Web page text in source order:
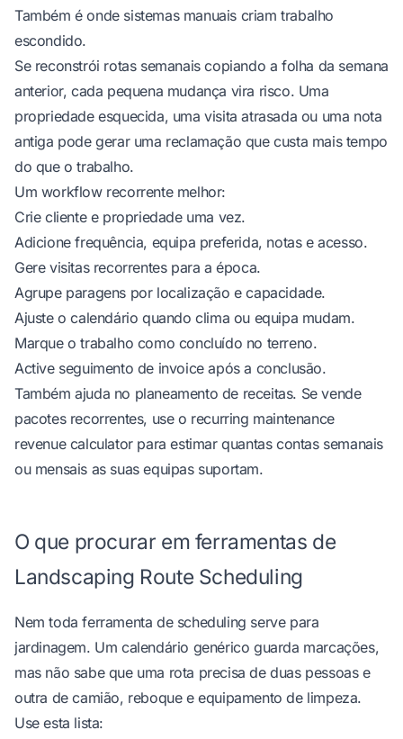
Também é onde sistemas manuais criam trabalho
escondido.
Se reconstrói rotas semanais copiando a folha da semana
anterior, cada pequena mudança vira risco. Uma
propriedade esquecida, uma visita atrasada ou uma nota
antiga pode gerar uma reclamação que custa mais tempo
do que o trabalho.
Um workflow recorrente melhor:
Crie cliente e propriedade uma vez.
Adicione frequência, equipa preferida, notas e acesso.
Gere visitas recorrentes para a época.
Agrupe paragens por localização e capacidade.
Ajuste o calendário quando clima ou equipa mudam.
Marque o trabalho como concluído no terreno.
Active seguimento de invoice após a conclusão.
Também ajuda no planeamento de receitas. Se vende
pacotes recorrentes, use o recurring maintenance
revenue calculatorpara estimar quantas contas semanais
ou mensais as suas equipas suportam.
O que procurar em ferramentas de
Landscaping Route Scheduling
Nem toda ferramenta de scheduling serve para
jardinagem. Um calendário genérico guarda marcações,
mas não sabe que uma rota precisa de duas pessoas e
outra de camião, reboque e equipamento de limpeza.
Use esta lista: